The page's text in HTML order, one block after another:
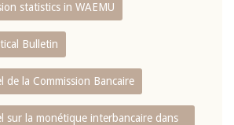
statistics in WAEMU
Bulletin
de la Commission Bancaire
sur la monétique interbancaire dans